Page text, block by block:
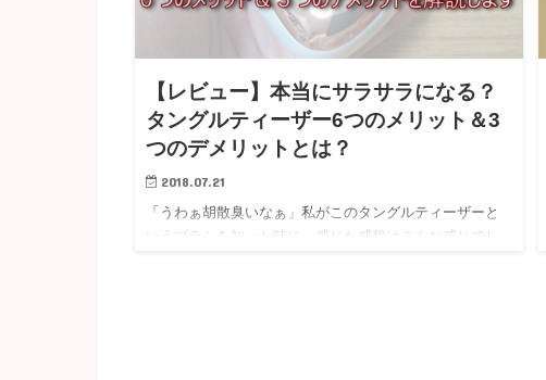
【レビュー】本当にサラサラになる？
タングルティーザー6つのメリット＆3
つのデメリットとは？
2018.07.21
「うわぁ胡散臭いなぁ」私がこのタングルティーザーと
いうブラシを知った時に、感じた感想はこんな感じでし